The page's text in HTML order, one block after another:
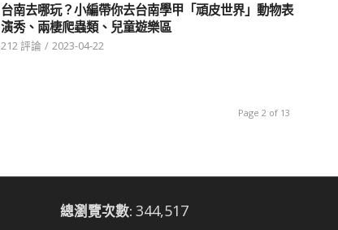
台南去哪玩？小編帶你去台南學甲「頑皮世界」動物表
演秀、兩棲爬蟲類、兒童遊樂區
212 評論 / 2023-04-22
Page 2 of 13
總瀏覽次數: 344,517